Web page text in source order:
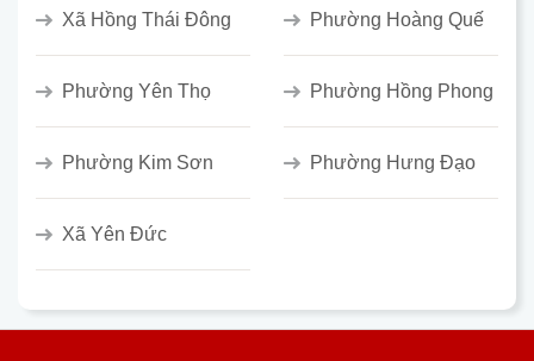
Xã Hồng Thái Đông Phường Hoàng Quế
Phường Yên Thọ Phường Hồng Phong
Phường Kim Sơn Phường Hưng Đạo
Xã Yên Đức